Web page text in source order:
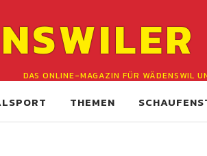
DAS ONLINE-MAGAZIN FÜR WÄDENSWIL
THEMEN